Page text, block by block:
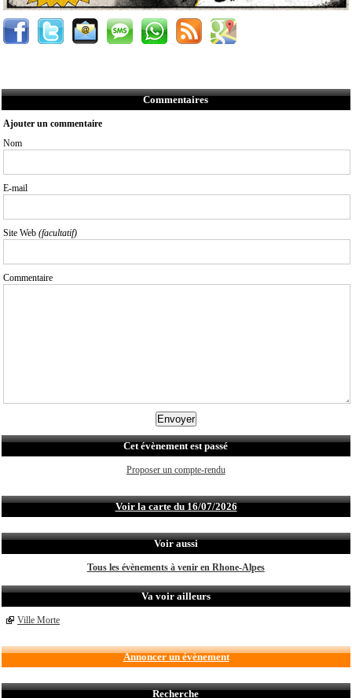
Commentaires
Ajouter un commentaire
Nom
E-mail
Site Web (facultatif)
Commentaire
Cet évènement est passé
Proposer un compte-rendu
Voir la carte du 16/07/2026
Voir aussi
Tous les évènements à venir en Rhone-Alpes
Va voir ailleurs
Ville Morte
Annoncer un évènement
Recherche